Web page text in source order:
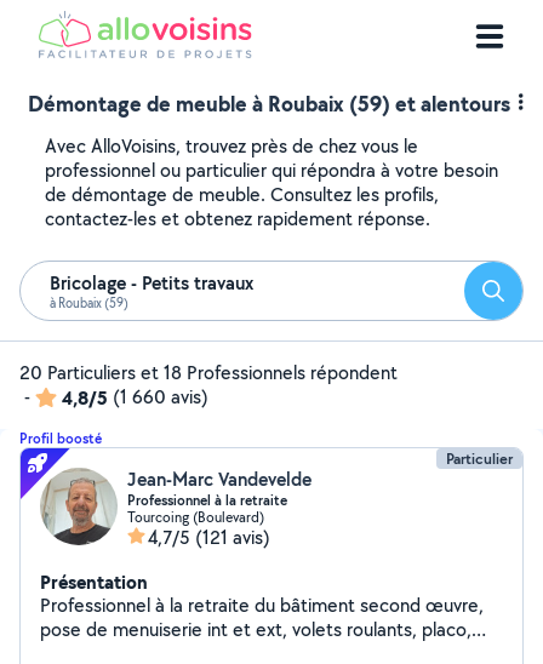
Démontage de meuble à Roubaix (59) et alentours
Avec AlloVoisins, trouvez près de chez vous le
professionnel ou particulier qui répondra à votre besoin
de démontage de meuble. Consultez les profils,
contactez-les et obtenez rapidement réponse.
Bricolage - Petits travaux
à Roubaix (59)
20 Particuliers et 18 Professionnels répondent
-
4,8/5 (1 660 avis)
Profil boosté
Particulier
Jean-Marc Vandevelde
Professionnel à la retraite
Tourcoing (Boulevard)
4,7/5 (121 avis)
Présentation
Professionnel à la retraite du bâtiment second œuvre,
pose de menuiserie int et ext, volets roulants, placo,